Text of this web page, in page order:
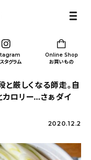
タグラム
Online Shop
お買いもの
と厳しくなる師走。自
カロリー…さぁダイ
2020.12.2